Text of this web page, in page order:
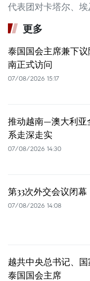
代表团对卡塔尔、埃
更多
泰国国会主席兼下
南正式访问
07/08/2026 15:17
推动越南—澳大利亚
系走深走实
07/08/2026 14:30
第33次外交会议闭幕
07/08/2026 14:08
越共中央总书记、
泰国国会主席